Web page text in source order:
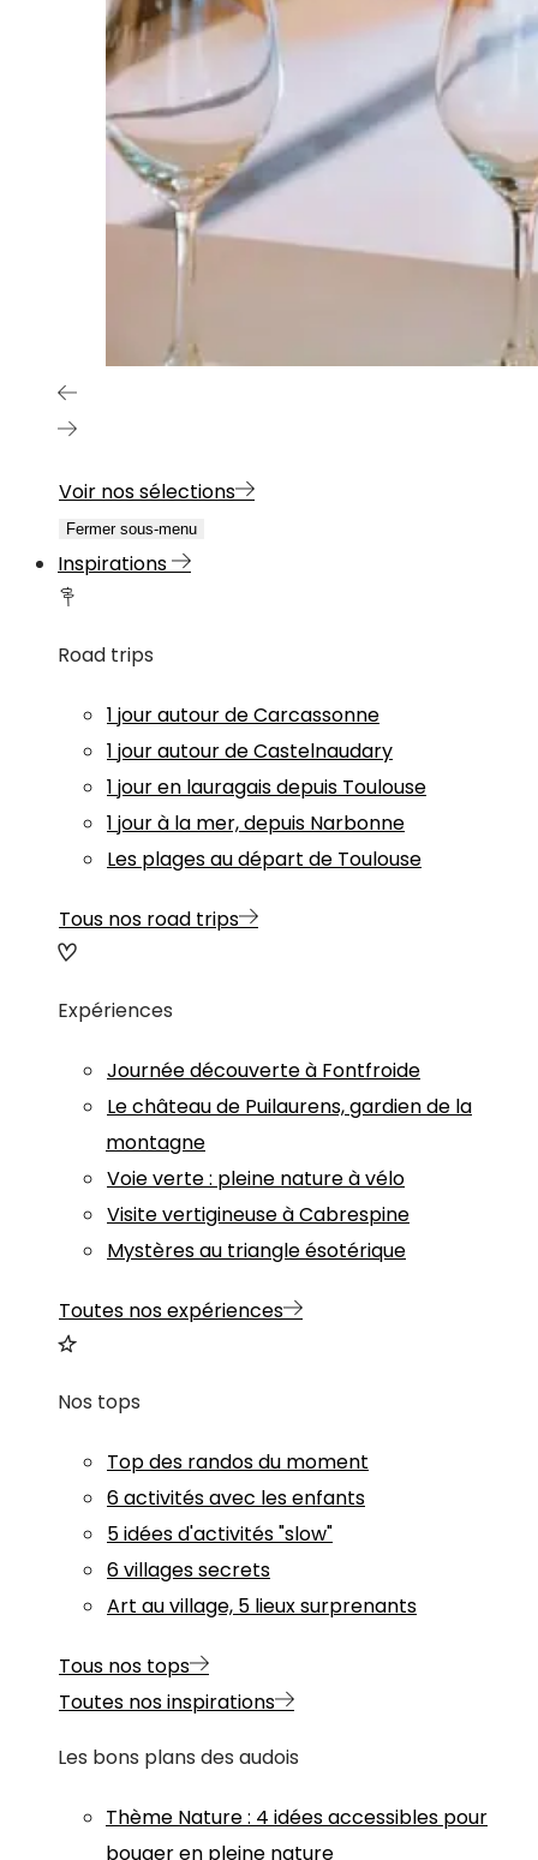
Voir nos sélections
Fermer sous-menu
Inspirations
Road trips
1 jour autour de Carcassonne
1 jour autour de Castelnaudary
1 jour en lauragais depuis Toulouse
1 jour à la mer, depuis Narbonne
Les plages au départ de Toulouse
Tous nos road trips
Expériences
Journée découverte à Fontfroide
Le château de Puilaurens, gardien de la
montagne
Voie verte : pleine nature à vélo
Visite vertigineuse à Cabrespine
Mystères au triangle ésotérique
Toutes nos expériences
Nos tops
Top des randos du moment
6 activités avec les enfants
5 idées d'activités "slow"
6 villages secrets
Art au village, 5 lieux surprenants
Tous nos tops
Toutes nos inspirations
Les bons plans des audois
Thème Nature: 4 idées accessibles pour
bouger en pleine nature